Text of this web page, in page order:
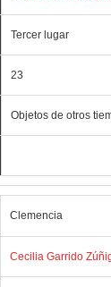
Tercer lugar
23
Objetos de otros
Clemencia
Cecilia Garrido